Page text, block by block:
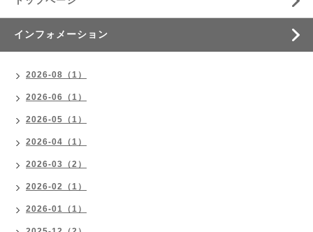
インフォメーション
2026-08（1）
2026-06（1）
2026-05（1）
2026-04（1）
2026-03（2）
2026-02（1）
2026-01（1）